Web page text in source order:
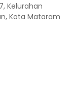
Kelurahan
Kota Mataram